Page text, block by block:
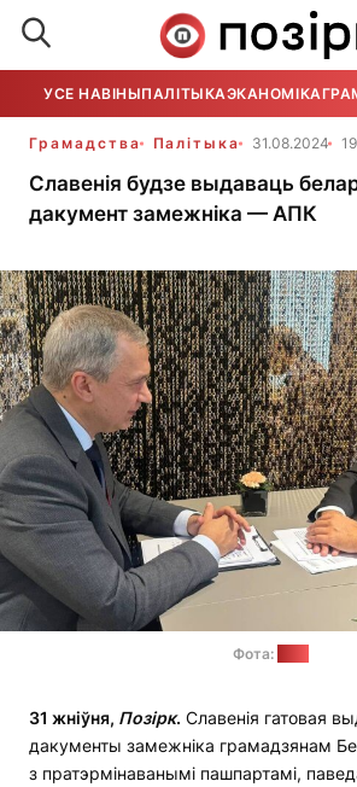
УСЕ НАВІНЫПАЛІТЫКАЭКАНОМІКА
Грамадства Палітыка 31.08.2024
Славенія будзе выдаваць
дакумент замежніка — АПК
Фота:
31 жніўня, Позірк. Славенія гатовая
дакументы замежніка грамадзянам
з пратэрмінаванымі пашпартамі,